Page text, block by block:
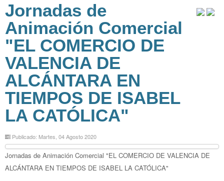
Jornadas de
Animación Comercial
"EL COMERCIO DE
VALENCIA DE
ALCÁNTARA EN
TIEMPOS DE ISABEL
LA CATÓLICA"
Publicado: Martes, 04 Agosto 2020
Jornadas de Animación Comercial "EL COMERCIO DE VALENCIA DE
ALCÁNTARA EN TIEMPOS DE ISABEL LA CATÓLICA"